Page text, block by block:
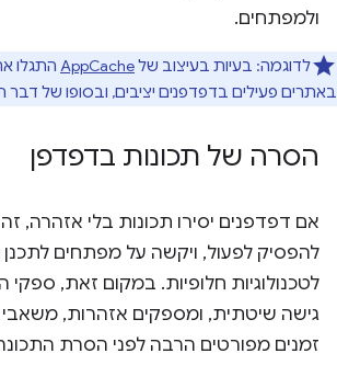
ולמפתחים.
לדוגמה: בעיות בעיצוב שלAppCache התגלו
באתרים פעילים בדפדפנים יציבים, ובסופו של דבר
הסרה של תכונות בדפדפן
אם דפדפנים יסירו תכונות בלי אזהרה,
להפסיק לפעול, ויקשה על מפתחים
לטכנולוגיות חלופיות. במקום זאת, ספקי
גישה שיטתית, ומספקים אזהרות, משאבי
זמנים מפורטים הרבה לפני הסרת